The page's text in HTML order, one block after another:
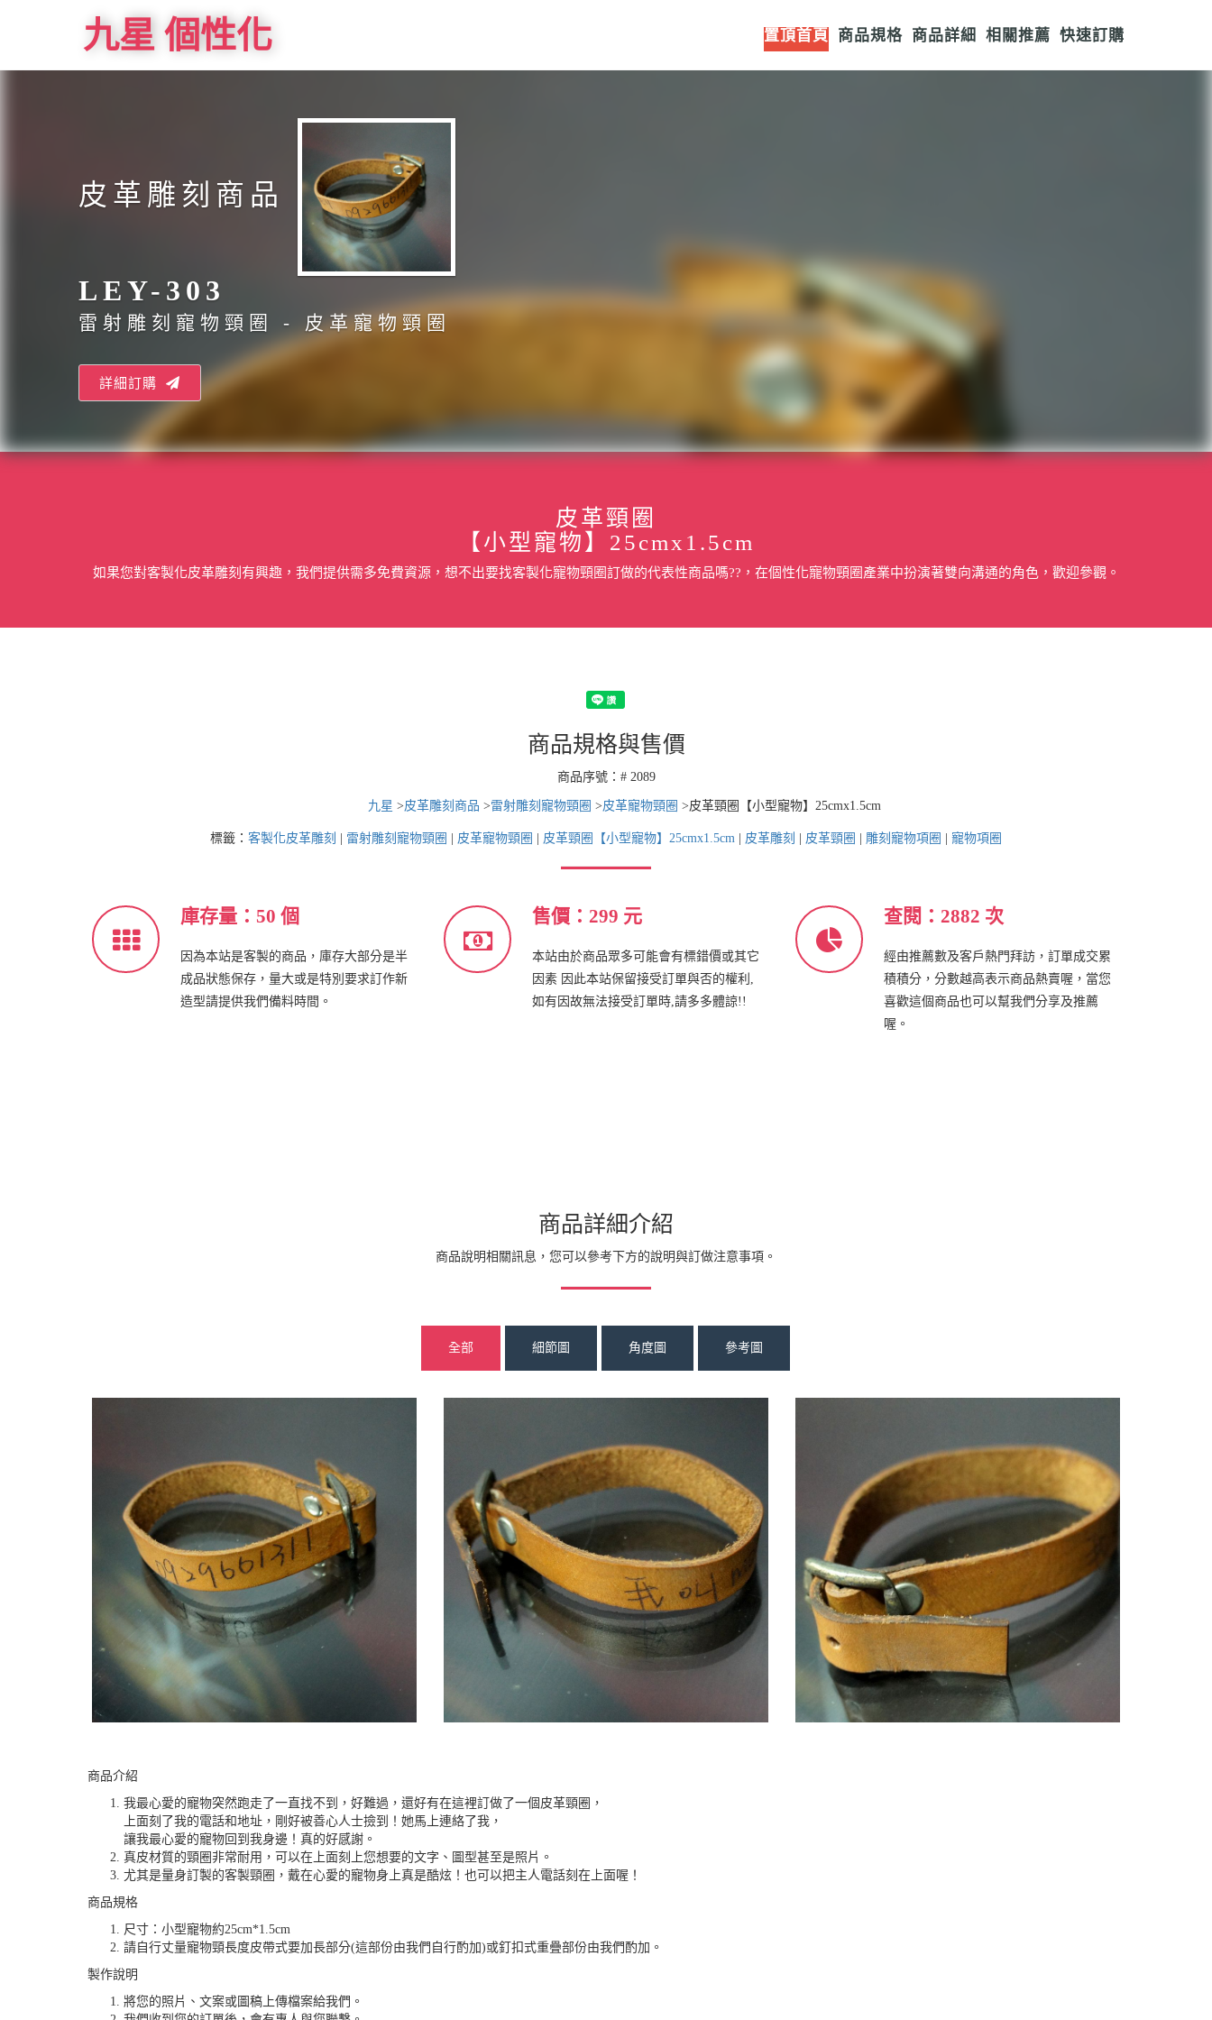
九星 個性化 置頂首頁 商品規格 商品詳細 相關推薦 快速訂購
皮革雕刻商品
LEY-303
雷射雕刻寵物頸圈 - 皮革寵物頸圈
詳細訂購
皮革頸圈
【小型寵物】25cmx1.5cm
如果您對客製化皮革雕刻有興趣，我們提供需多免費資源，想不出要找客製化寵物頸圈訂做的代表性商品嗎??，在個性化寵物頸圈產業中扮演著雙向溝通的角色，歡迎參觀。
商品規格與售價
商品序號：# 2089
九星 >皮革雕刻商品 >雷射雕刻寵物頸圈 >皮革寵物頸圈 >皮革頸圈【小型寵物】25cmx1.5cm
標籤： 客製化皮革雕刻 雷射雕刻寵物頸圈 皮革寵物頸圈 皮革頸圈【小型寵物】25cmx1.5cm 皮革雕刻 皮革頸圈 雕刻寵物項圈 寵物項圈
庫存量：50 個
因為本站是客製的商品，庫存大部分是半
成品狀態保存，量大或是特別要求訂作新
造型請提供我們備料時間。
售價：299 元
本站由於商品眾多可能會有標錯價或其它
因素 因此本站保留接受訂單與否的權利,
如有因故無法接受訂單時,請多多體諒!!
查閱：2882 次
經由推薦數及客戶熱門拜訪，訂單成交累
積積分，分數越高表示商品熱賣喔，當您
喜歡這個商品也可以幫我們分享及推薦
喔。
商品詳細介紹
商品說明相關訊息，您可以參考下方的說明與訂做注意事項。
全部 細節圖 角度圖 參考圖
商品介紹
我最心愛的寵物突然跑走了一直找不到，好難過，還好有在這裡訂做了一個皮革頸圈，
上面刻了我的電話和地址，剛好被善心人士撿到！她馬上連絡了我，
讓我最心愛的寵物回到我身邊！真的好感謝。
真皮材質的頸圈非常耐用，可以在上面刻上您想要的文字、圖型甚至是照片。
尤其是量身訂製的客製頸圈，戴在心愛的寵物身上真是酷炫！也可以把主人電話刻在上面喔！
商品規格
尺寸：小型寵物約25cm*1.5cm
請自行丈量寵物頸長度皮帶式要加長部分(這部份由我們自行酌加)或釘扣式重疊部份由我們酌加。
製作說明
將您的照片、文案或圖稿上傳檔案給我們。